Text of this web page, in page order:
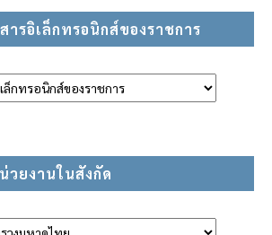
รอิเล็กทรอนิกส์ของราชการ
วยงานในสังกัด